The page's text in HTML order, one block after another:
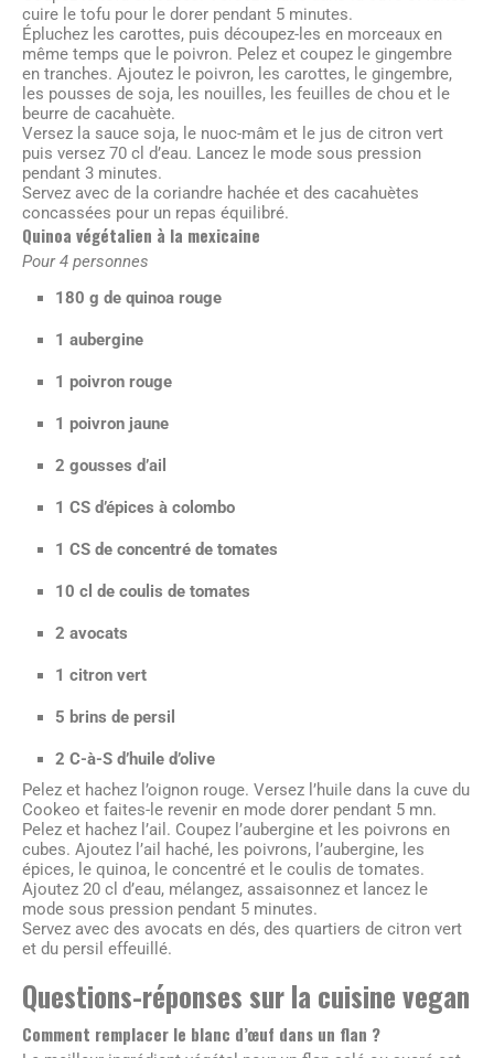
cuire le tofu pour le dorer pendant 5 minutes.
Épluchez les carottes, puis découpez-les en morceaux en
même temps que le poivron. Pelez et coupez le gingembre
en tranches. Ajoutez le poivron, les carottes, le gingembre,
les pousses de soja, les nouilles, les feuilles de chou et le
beurre de cacahuète.
Versez la sauce soja, le nuoc-mâm et le jus de citron vert
puis versez 70 cl d’eau. Lancez le mode sous pression
pendant 3 minutes.
Servez avec de la coriandre hachée et des cacahuètes
concassées pour un repas équilibré.
Quinoa végétalien à la mexicaine
Pour 4 personnes
180 g de quinoa rouge
1 aubergine
1 poivron rouge
1 poivron jaune
2 gousses d’ail
1 CS d’épices à colombo
1 CS de concentré de tomates
10 cl de coulis de tomates
2 avocats
1 citron vert
5 brins de persil
2 C-à-S d’huile d’olive
Pelez et hachez l’oignon rouge. Versez l’huile dans la cuve du
Cookeo et faites-le revenir en mode dorer pendant 5 mn.
Pelez et hachez l’ail. Coupez l’aubergine et les poivrons en
cubes. Ajoutez l’ail haché, les poivrons, l’aubergine, les
épices, le quinoa, le concentré et le coulis de tomates.
Ajoutez 20 cl d’eau, mélangez, assaisonnez et lancez le
mode sous pression pendant 5 minutes.
Servez avec des avocats en dés, des quartiers de citron vert
et du persil effeuillé.
Questions-réponses sur la cuisine vegan
Comment remplacer le blanc d’œuf dans un flan ?